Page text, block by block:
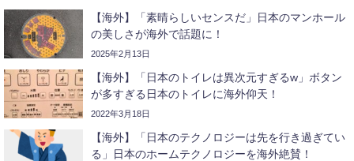
【海外】「素晴らしいセンスだ」日本のマンホール
の美しさが海外で話題に！
2025年2月13日
【海外】「日本のトイレは異次元すぎるw」ボタン
が多すぎる日本のトイレに海外仰天！
2022年3月18日
【海外】「日本のテクノロジーは先を行き過ぎてい
る」日本のホームテクノロジーを海外絶賛！